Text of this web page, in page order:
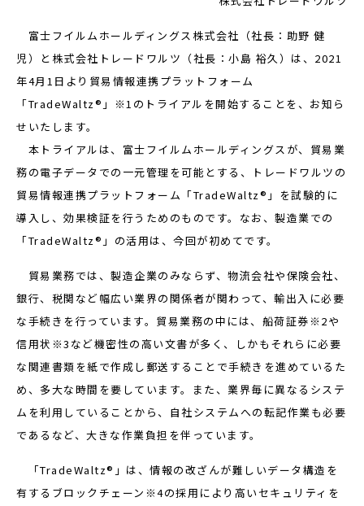
富士フイルムホールディングス株式会社（社長：助野 健
児）と株式会社トレードワルツ（社長：小島 裕久）は、2021
年4月1日より貿易情報連携プラットフォーム
「TradeWaltz®」※1のトライアルを開始することを、お知ら
せいたします。
本トライアルは、富士フイルムホールディングスが、貿易業
務の電子データでの一元管理を可能とする、トレードワルツの
貿易情報連携プラットフォーム「TradeWaltz®」を試験的に
導入し、効果検証を行うためのものです。なお、製造業での
「TradeWaltz®」の活用は、今回が初めてです。
貿易業務では、製造企業のみならず、物流会社や保険会社、
銀行、税関など幅広い業界の関係者が関わって、輸出入に必要
な手続きを行っています。貿易業務の中には、船荷証券※2や
信用状※3など機密性の高い文書が多く、しかもそれらに必要
な関連書類を紙で作成し郵送することで手続きを進めているた
め、多大な時間を要しています。また、業界毎に異なるシステ
ムを利用していることから、自社システムへの転記作業も必要
であるなど、大きな作業負担を伴っています。
「TradeWaltz®」は、情報の改ざんが難しいデータ構造を
有するブロックチェーン※4の採用により高いセキュリティを